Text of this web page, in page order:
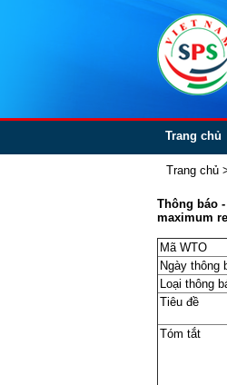
Trang chủ
Trang chủ
Thông báo
maximum
Mã WTO
Ngày thông
Loại thông
Tiêu đề
Tóm tắt